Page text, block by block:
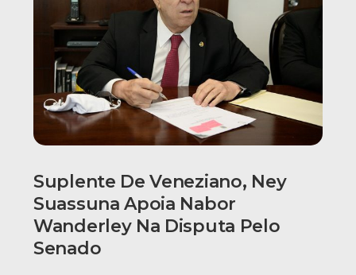
Suplente De Veneziano, Ney
Suassuna Apoia Nabor
Wanderley Na Disputa Pelo
Senado